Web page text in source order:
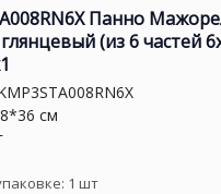
Панно
(из 6 частей
см
1 шт